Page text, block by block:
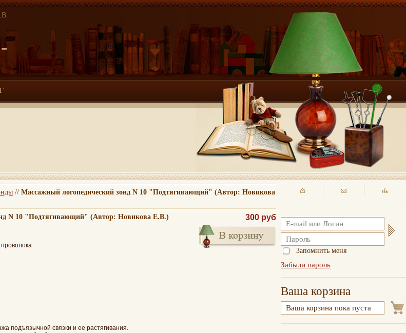
// Массажный логопедический зонд N 10 "Подтягивающий" (Автор: Новикова
N 10 "Подтягивающий" (Автор: Новикова Е.В.) 300 руб
подъязычной связки и ее растягивания.
Запомнить меня
Забыли пароль
Ваша корзина